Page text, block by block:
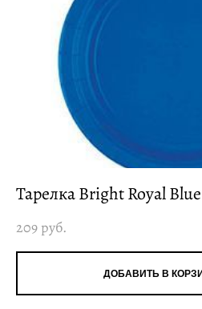
Тарелка Bright Royal
209 pуб.
ДОБАВИТЬ В